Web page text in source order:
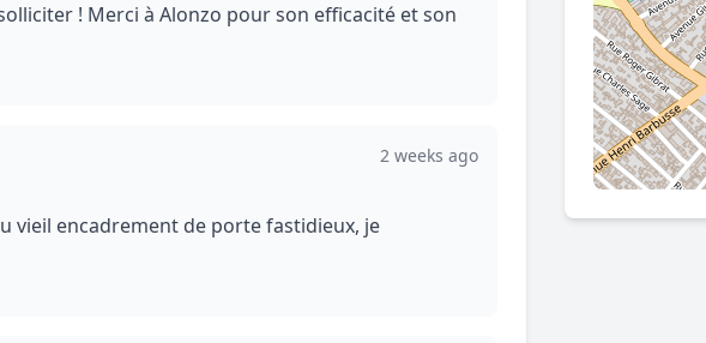
! Merci à Alonzo pour son efficacité et son
2 weeks ago
vieil encadrement de porte fastidieux, je